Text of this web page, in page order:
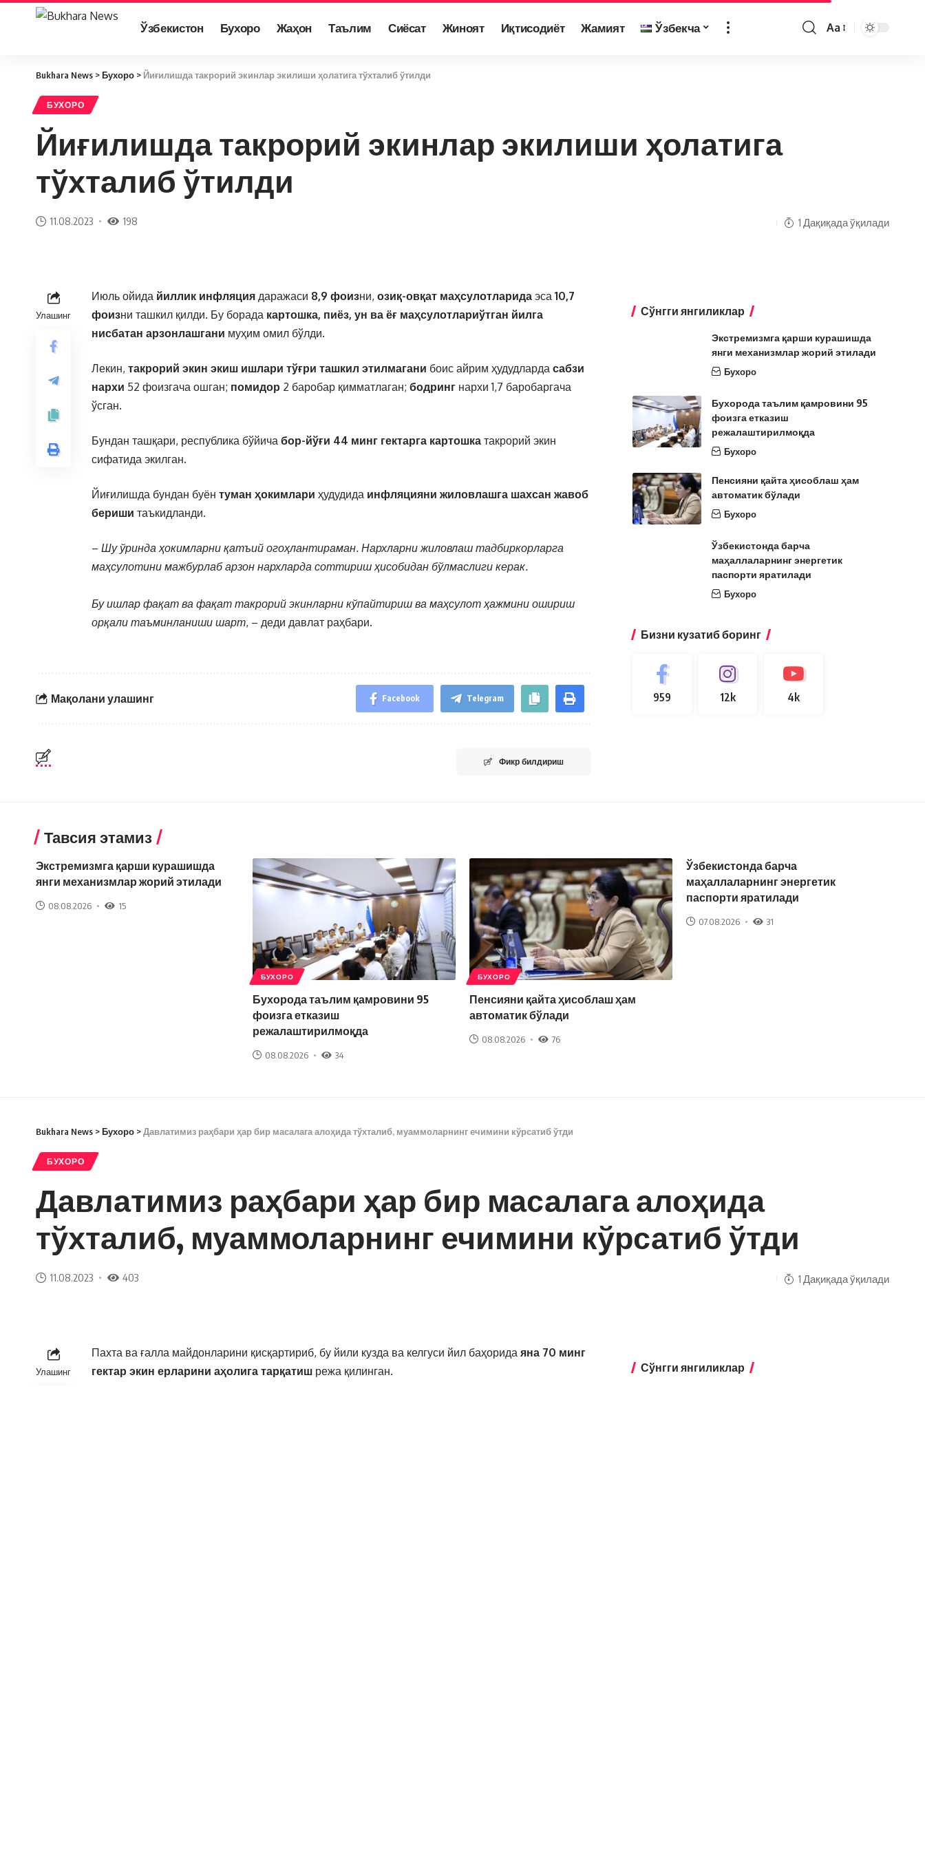
Ўзбекистон Бухоро Жаҳон Таълим Сиёсат Жиноят Иқтисодиёт Жамият Ўзбекча Aa
Bukhara News >Бухоро > Йиғилишда такрорий экинлар экилиши ҳолатига тўхталиб ўтилди
БУХОРО
Йиғилишда такрорий экинлар экилиши ҳолатига
тўхталиб ўтилди
11.08.2023 198 1 Дақиқада ўқилади
Улашинг
Июль ойида йиллик инфляция даражаси 8,9 фоизни, озиқ-овқат маҳсулотларида эса 10,7
фоизни ташкил қилди. Бу борада картошка, пиёз, ун ва ёғ маҳсулотлариўтган йилга
нисбатан арзонлашгани муҳим омил бўлди.
Лекин, такрорий экин экиш ишлари тўғри ташкил этилмагани боис айрим ҳудудларда сабзи
нархи 52 фоизгача ошган; помидор 2 баробар қимматлаган; бодринг нархи 1,7 баробаргача
ўсган.
Бундан ташқари, республика бўйича бор-йўғи 44 минг гектарга картошка такрорий экин
сифатида экилган.
Йиғилишда бундан буён туман ҳокимлари ҳудудида инфляцияни жиловлашга шахсан жавоб
бериши таъкидланди.
– Шу ўриндаҳокимларни қатъий огоҳлантираман. Нархларни жиловлаш тадбиркорларга
маҳсулотини мажбурлаб арзон нархларда соттиришҳисобидан бўлмаслиги керак.
Бу ишлар фақат ва фақат такрорий экинларни кўпайтириш ва маҳсулот ҳажмини ошириш
орқали таъминланиши шарт, – деди давлат раҳбари.
Мақолани улашинг Facebook Telegram
Фикр билдириш
Сўнгги янгиликлар
Экстремизмга қарши курашишда
янги механизмлар жорий этилади
Бухоро
Бухорода таълим қамровини 95
фоизга етказиш
режалаштирилмоқда
Бухоро
Пенсияни қайта ҳисоблаш ҳам
автоматик бўлади
Бухоро
Ўзбекистонда барча
маҳаллаларнинг энергетик
паспорти яратилади
Бухоро
Бизни кузатиб боринг
959 12k 4k
Тавсия этамиз
Экстремизмга қарши курашишда
янги механизмлар жорий этилади
08.08.2026 15
БУХОРО
Бухорода таълим қамровини 95
фоизга етказиш
режалаштирилмоқда
08.08.2026 34
БУХОРО
Пенсияни қайта ҳисоблаш ҳам
автоматик бўлади
08.08.2026 76
Ўзбекистонда барча
маҳаллаларнинг энергетик
паспорти яратилади
07.08.2026 31
Bukhara News >Бухоро >Давлатимиз раҳбари ҳар бир масалага алоҳида тўхталиб, муаммоларнинг ечимини кўрсатиб ўтди
БУХОРО
Давлатимиз раҳбари ҳар бир масалага алоҳида
тўхталиб, муаммоларнинг ечимини кўрсатиб ўтди
11.08.2023 403 1 Дақиқада ўқилади
Улашинг
Пахта ва ғалла майдонларини қисқартириб, бу йили кузда ва келгуси йил баҳорида яна 70 минг
гектар экин ерларини аҳолига тарқатиш режа қилинган. Сўнгги янгиликлар